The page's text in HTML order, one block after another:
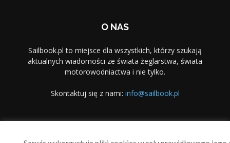
O NAS
Sailbook.pl to miejsce dla wszystkich, którzy szukają
aktualnych wiadomości ze świata żeglarstwa, świata
motorowodniactwa i nie tylko.
Skontaktuj się z nami: info@sailbook.pl